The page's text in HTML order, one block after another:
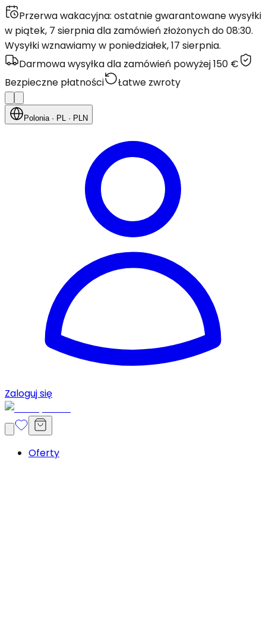
Przerwa wakacyjna: ostatnie gwarantowane wysyłki
w piątek, 7 sierpnia dla zamówień złożonych do 08:30.
Wysyłki wznawiamy w poniedziałek, 17 sierpnia.
Darmowa wysyłka dla zamówień powyżej 150 €
Bezpieczne płatności
Łatwe zwroty
Polonia· PL · PLN
Zaloguj się
Oferty